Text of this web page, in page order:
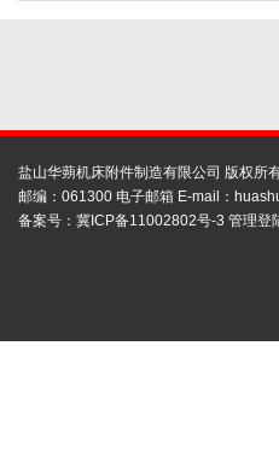
盐山华蒴机床附件制造有限公司 版权所
邮编：061300 电子邮箱 E-mail：
备案号： 冀ICP备11002802号-3 管理登